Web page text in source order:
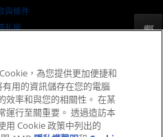
與條件
私權
開競爭
務策略
政策
設定
反馈
，為您提供更加便捷和
用的資訊儲存在您的電腦
效率和與您的相關性。 在某
運行至關重要。 透過造訪本
用 Cookie 政策中列出的